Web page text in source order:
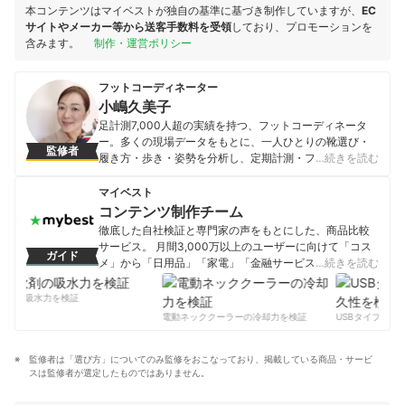
本コンテンツはマイベストが独自の基準に基づき制作していますが、 EC
サイトやメーカー等から送客手数料を受領しており、プロモーションを
含みます。
制作・運営ポリシー
監修者
フットコーディネーター
小嶋久美子
足計測7,000人超の実績を持つ、フットコーディネータ
ー。多くの現場データをもとに、一人ひとりの靴選び・
履き方・歩き・姿勢を分析し、定期計測・フィッティン
話・個別相談は、対面・オンラインの両方で対応可能。
子どもの靴と足の相談会も実施しており、3か月先まで満
席の状態。地域で活躍できるシューアドバイザーの育成
にも力を入れている。
小嶋久美子のプロフィール
…続きを読む
ガイド
マイベスト
コンテンツ制作チーム
徹底した自社検証と専門家の声をもとにした、商品比較
サービス。 月間3,000万以上のユーザーに向けて「コス
メ」から「日用品」「家電」「金融サービス」まで、ベ
ストな商品を選んでもらうために、毎日コンテンツを制
コンテンツ制作チームのプロフィール
…続きを読む
の吸水力を検証
電動ネッククーラーの冷却力を検証
USBタイプCケー
監修者は「選び方」についてのみ監修をおこなっており、掲載している商品・サービ
スは監修者が選定したものではありません。